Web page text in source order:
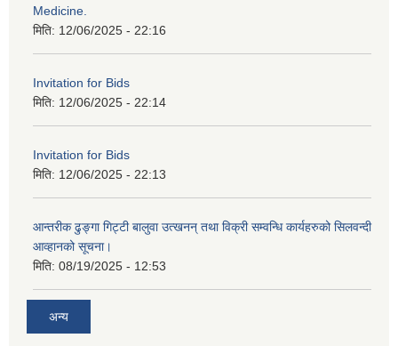
Medicine.
मिति: 12/06/2025 - 22:16
Invitation for Bids
मिति: 12/06/2025 - 22:14
Invitation for Bids
मिति: 12/06/2025 - 22:13
आन्तरीक ढुङ्गा गिट्टी बालुवा उत्खनन् तथा विक्री सम्वन्धि कार्यहरुको सिलवन्दी
आव्हानको सूचना।
मिति: 08/19/2025 - 12:53
अन्य